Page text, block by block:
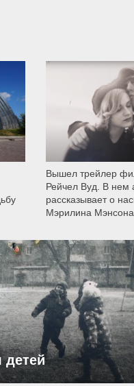
Вышел трейлер
Рейчел Вуд. В нем
рассказывает о
Мэрилина Мэнсона
детей